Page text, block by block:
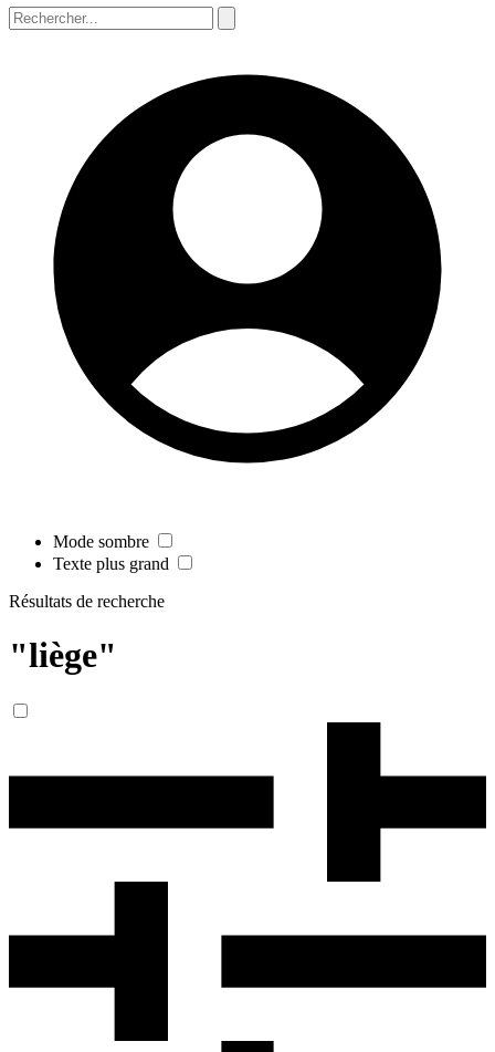
Mode sombre
Texte plus grand
Résultats de recherche
"liège"